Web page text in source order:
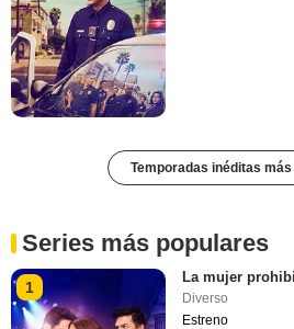
Temporadas inéditas
Series más populares
1
La mujer
Diverso
Estreno